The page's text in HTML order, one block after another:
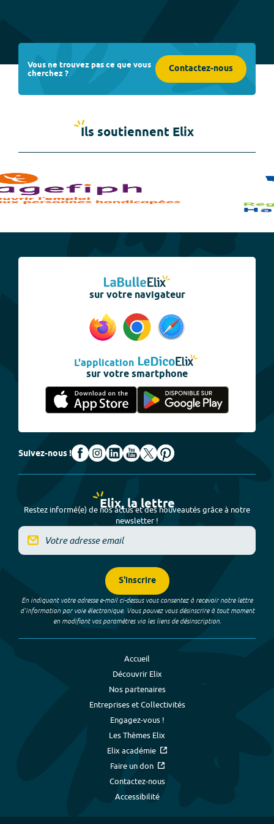
Vous ne trouvez pas ce que vous
cherchez ? Contactez-nous
Ils soutiennent Elix
sur votre navigateur
L'application
sur votre smartphone
Suivez-nous !
Elix, la lettre
Restez informé(e) de nos actus et des nouveautés grâce à notre
newsletter !
S'inscrire
En indiquant votre adresse e-mail ci-dessus vous consentez à recevoir notre lettre
d’information par voie électronique. Vous pouvez vous désinscrire à tout moment
en modifiant vos paramètres via les liens de désinscription.
Accueil
Découvrir Elix
Nos partenaires
Entreprises et Collectivités
Engagez-vous !
Les Thèmes Elix
Elix académie
Faire un don
Contactez-nous
Accessibilité